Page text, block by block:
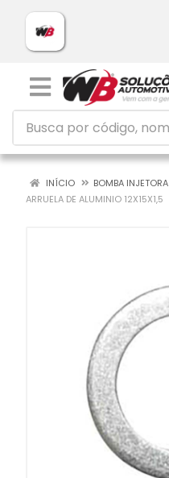
INÍCIO BOMBA INJETORA
ARRUELA DE ALUMINIO 12X15X1,5